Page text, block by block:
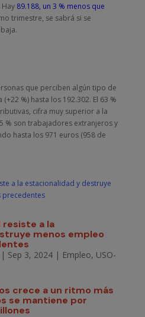
89.188, un 3 % menos que
trimestre, se sabrá si se
que perciben algún tipo de
%) hasta los 192.302. El 63 %
cifra muy superior a la
% son trabajadores extranjeros y
hasta los 971 euros (958 de
resiste a la
menos empleo
Sep 3, 2024| Empleo, USO-
crece a un ritmo más
se mantiene por